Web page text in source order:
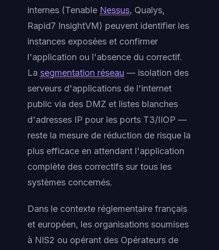
internes (Tenable Nessus, Qualys,
Rapid7 InsightVM) peuvent identifier les
instances exposées et confirmer
l'application ou l'absence du correctif.
La segmentation réseau — isolation des
serveurs d'applications de l'internet
public via des DMZ et listes blanches
d'adresses IP pour les ports T3/IIOP —
reste la mesure de réduction de risque la
plus efficace en attendant l'application
complète des correctifs sur tous les
systèmes concernés.
Dans le contexte réglementaire français
et européen, les organisations soumises
à NIS2 ou opérant des Opérateurs de